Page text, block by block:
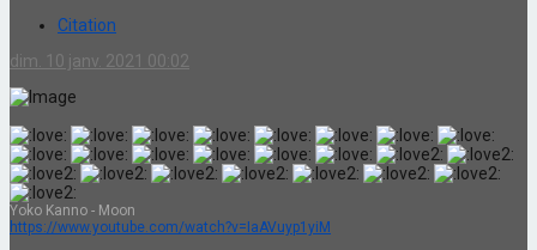
Citation
dim. 10 janv. 2021 00:02
Yoko Kanno - Moon
https://www.youtube.com/watch?v=IaAVuyp1yiM